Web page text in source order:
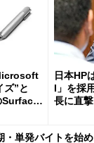
ズ”と
日本HP
I」を採
長に直撃
・単発バイトを始